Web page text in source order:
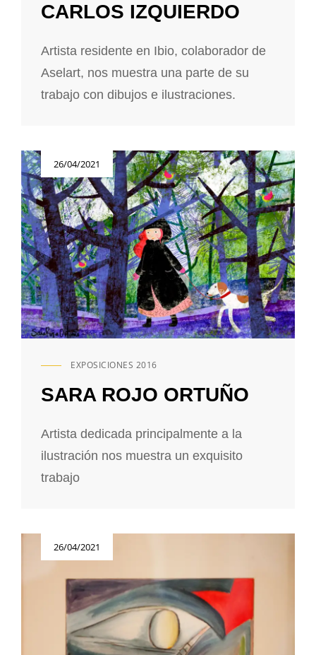
CATEGORÍAS
CARLOS IZQUIERDO
Artista residente en Ibio, colaborador de
Aselart, nos muestra una parte de su
trabajo con dibujos e ilustraciones.
Publicada
el
26/04/2021
ENLACES
CATEGORÍAS
EXPOSICIONES 2016
SARA ROJO ORTUÑO
Artista dedicada principalmente a la
ilustración nos muestra un exquisito
trabajo
26/04/2021